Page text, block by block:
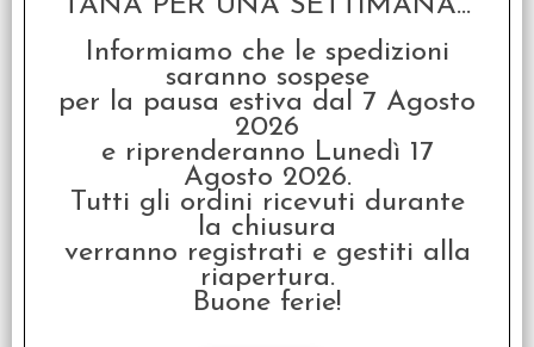
D&D 5th Edition - Out
€ 49,95
€39,96
TANA PER UNA SETTIMANA...
Informiamo che le spedizioni
saranno sospese
per la pausa estiva dal 7 Agosto
2026
e riprenderanno Lunedì 17
Agosto 2026.
Tutti gli ordini ricevuti durante
la chiusura
verranno registrati e gestiti alla
riapertura.
Buone ferie!